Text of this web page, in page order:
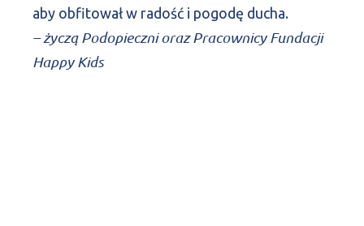
aby obfitował w radość i pogodę ducha.
– życzą Podopieczni oraz Pracownicy Fundacji
Happy Kids